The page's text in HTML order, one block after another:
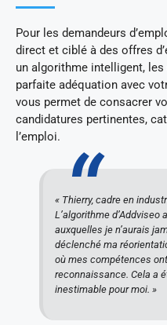
Pour les demandeurs
direct et ciblé à des offres
un algorithme intelligent,
parfaite adéquation avec
vous permet de consacrer
candidatures pertinentes,
l’emploi.
« Thierry, cadre en
L’algorithme
auxquelles je n’aurais
déclenché ma
où mes compétences
reconnaissance. Cela a
inestimable pour moi. »